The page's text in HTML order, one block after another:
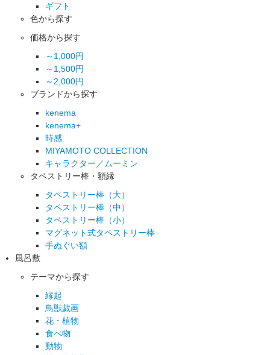
ギフト
色から探す
価格から探す
～1,000円
～1,500円
～2,000円
ブランドから探す
kenema
kenema+
時感
MIYAMOTO COLLECTION
キャラクター／ムーミン
タペストリー棒・額縁
タペストリー棒（大）
タペストリー棒（中）
タペストリー棒（小）
マグネット式タペストリー棒
手ぬぐい額
風呂敷
テーマから探す
縁起
鳥獣戯画
花・植物
食べ物
動物